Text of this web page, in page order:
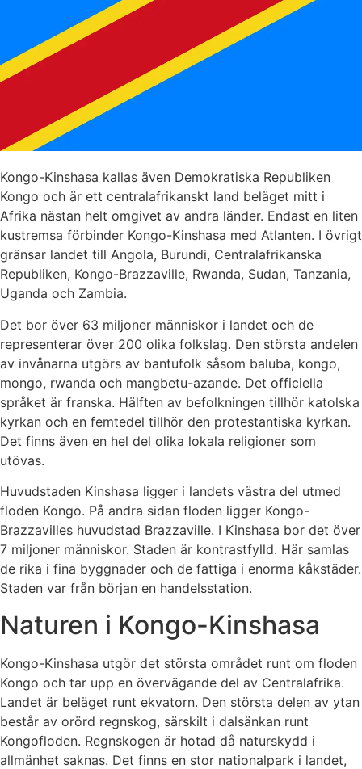
Kongo-Kinshasa kallas även Demokratiska Republiken
Kongo och är ett centralafrikanskt land beläget mitt i
Afrika nästan helt omgivet av andra länder. Endast en liten
kustremsa förbinder Kongo-Kinshasa med Atlanten. I övrigt
gränsar landet till Angola, Burundi, Centralafrikanska
Republiken, Kongo-Brazzaville, Rwanda, Sudan, Tanzania,
Uganda och Zambia.
Det bor över 63 miljoner människor i landet och de
representerar över 200 olika folkslag. Den största andelen
av invånarna utgörs av bantufolk såsom baluba, kongo,
mongo, rwanda och mangbetu-azande. Det officiella
språket är franska. Hälften av befolkningen tillhör katolska
kyrkan och en femtedel tillhör den protestantiska kyrkan.
Det finns även en hel del olika lokala religioner som
utövas.
Huvudstaden Kinshasa ligger i landets västra del utmed
floden Kongo. På andra sidan floden ligger Kongo-
Brazzavilles huvudstad Brazzaville. I Kinshasa bor det över
7 miljoner människor. Staden är kontrastfylld. Här samlas
de rika i fina byggnader och de fattiga i enorma kåkstäder.
Staden var från början en handelsstation.
Naturen i Kongo-Kinshasa
Kongo-Kinshasa utgör det största området runt om floden
Kongo och tar upp en övervägande del av Centralafrika.
Landet är beläget runt ekvatorn. Den största delen av ytan
består av orörd regnskog, särskilt i dalsänkan runt
Kongofloden. Regnskogen är hotad då naturskydd i
allmänhet saknas. Det finns en stor nationalpark i landet,